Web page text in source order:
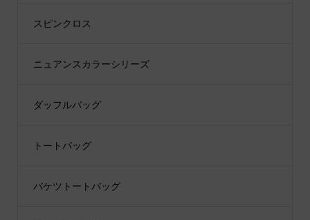
スピンクロス
ニュアンスカラーシリーズ
ダッフルバッグ
トートバッグ
バケツトートバッグ